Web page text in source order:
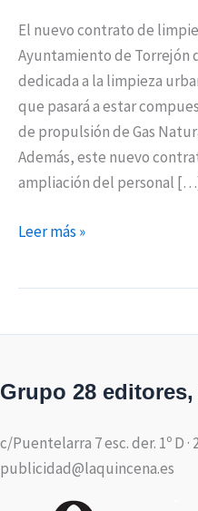
El nuevo contrato de
Ayuntamiento de Torrejón
dedicada a la limpieza
que pasará a estar
de propulsión de Gas
Además, este nuevo
ampliación del personal
Leer más »
Grupo 28 editores,
c/Puentelarra 7 esc. der. 1º D ·
publicidad@laquincena.es